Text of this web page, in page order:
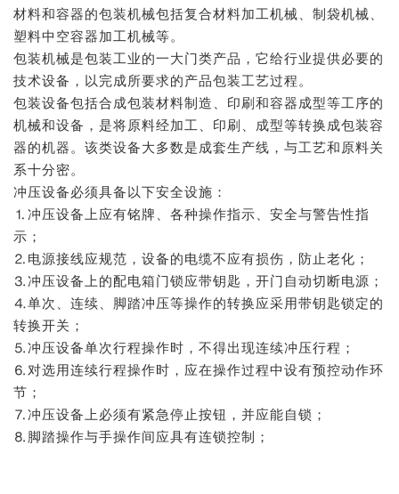
材料和容器的包装机械包括复合材料加工机械、制袋机械、
塑料中空容器加工机械等。
包装机械是包装工业的一大门类产品，它给行业提供必要的
技术设备，以完成所要求的产品包装工艺过程。
包装设备包括合成包装材料制造、印刷和容器成型等工序的
机械和设备，是将原料经加工、印刷、成型等转换成包装容
器的机器。该类设备大多数是成套生产线，与工艺和原料关
系十分密。
冲压设备必须具备以下安全设施：
⒈冲压设备上应有铭牌、各种操作指示、安全与警告性指
示；
⒉电源接线应规范，设备的电缆不应有损伤，防止老化；
⒊冲压设备上的配电箱门锁应带钥匙，开门自动切断电源；
⒋单次、连续、脚踏冲压等操作的转换应采用带钥匙锁定的
转换开关；
⒌冲压设备单次行程操作时，不得出现连续冲压行程；
⒍对选用连续行程操作时，应在操作过程中设有预控动作环
节；
⒎冲压设备上必须有紧急停止按钮，并应能自锁；
⒏脚踏操作与手操作间应具有连锁控制；